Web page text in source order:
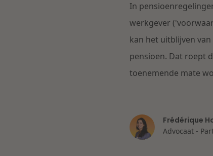
In
werkgever
kan het uitblijven
pensioen. Dat roept
toenemende mate
Frédérique
Advocaat -